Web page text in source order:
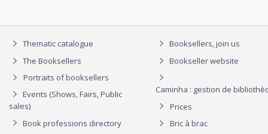
Thematic catalogue
The Booksellers
Portraits of booksellers
Events (Shows, Fairs, Public
sales)
Book professions directory
Booksellers, join us
Bookseller website
Caminha : gestion de
Prices
Bric à brac